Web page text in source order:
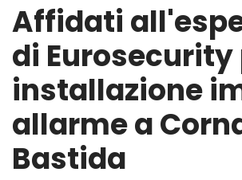
Affidati
di Eurosecurity
installazione
allarme a
Bastida